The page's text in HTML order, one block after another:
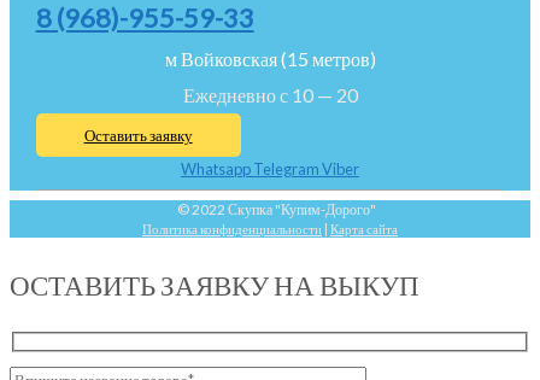
8 (968)-955-59-33
м Войковская (15 метров)
Ежедневно с 10 — 20
Оставить заявку
WhatsappTelegramViber
© 2022 Скупка "Купим-Дорого"
Политика конфиденциальности | Карта сайта
ОСТАВИТЬ ЗАЯВКУ НА ВЫКУП